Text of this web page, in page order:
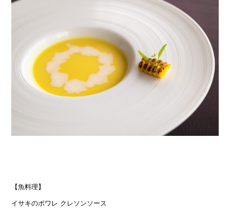
【魚料理】
イサキのポワレ クレソンソース